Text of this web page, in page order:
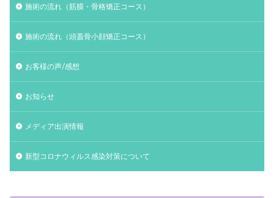
施術の流れ（筋膜・骨格矯正コース）
施術の流れ（頭蓋骨小顔矯正コース）
お客様の声/感想
お知らせ
メディア出演情報
新型コロナウィルス感染対策について